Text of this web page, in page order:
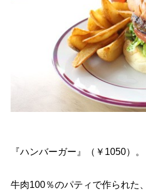
『ハンバーガー』（￥1050）。
牛肉100％のパティで作られた